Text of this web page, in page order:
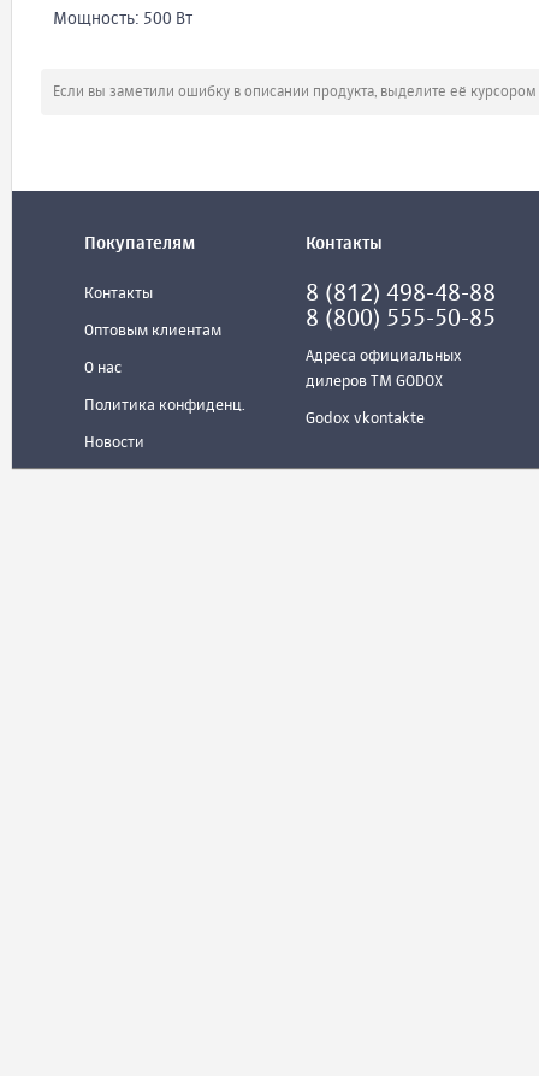
Мощность: 500 Вт
Если вы заметили ошибку в описании продукта, выделите её
Покупателям
Контакты
Оптовым клиентам
О нас
Политика конфиденц.
Новости
Контакты
8 (812) 498-48-88
8 (800) 555-50-85
Адреса официальных
дилеров ТМ GODOX
Godox vkontakte